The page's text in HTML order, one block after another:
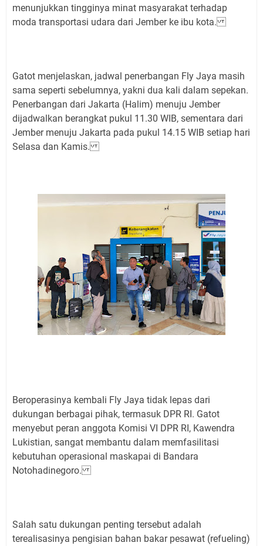
menunjukkan tingginya minat masyarakat terhadap
moda transportasi udara dari Jember ke ibu kota.
Gatot menjelaskan, jadwal penerbangan Fly Jaya masih
sama seperti sebelumnya, yakni dua kali dalam sepekan.
Penerbangan dari Jakarta (Halim) menuju Jember
dijadwalkan berangkat pukul 11.30 WIB, sementara dari
Jember menuju Jakarta pada pukul 14.15 WIB setiap hari
Selasa dan Kamis.
Beroperasinya kembali Fly Jaya tidak lepas dari
dukungan berbagai pihak, termasuk DPR RI. Gatot
menyebut peran anggota Komisi VI DPR RI, Kawendra
Lukistian, sangat membantu dalam memfasilitasi
kebutuhan operasional maskapai di Bandara
Notohadinegoro.
Salah satu dukungan penting tersebut adalah
terealisasinya pengisian bahan bakar pesawat (refueling)